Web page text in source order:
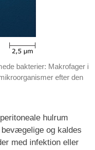
bakterier: Makrofager i
efter den
hulrum
og kaldes
med infektion eller